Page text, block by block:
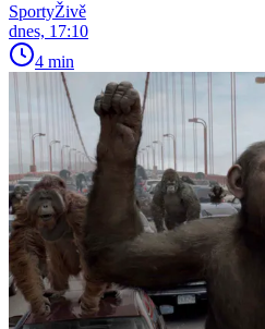
SportyŽivě
dnes, 17:10
4 min